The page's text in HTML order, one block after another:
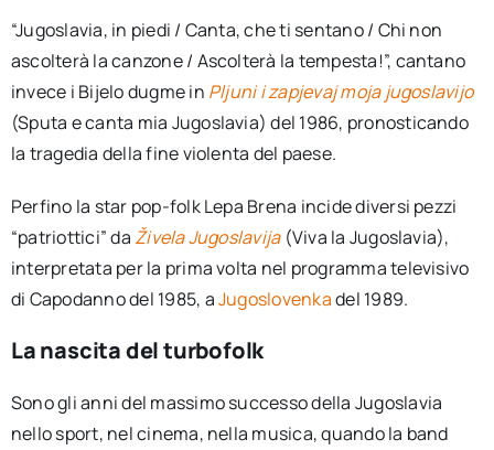
“Jugoslavia, in piedi / Canta, che ti sentano / Chi non
ascolterà la canzone / Ascolterà la tempesta!”, cantano
invece i Bijelo dugme in Pljuni i zapjevaj moja jugoslavijo
(Sputa e canta mia Jugoslavia) del 1986, pronosticando
la tragedia della fine violenta del paese.
Perfino la star pop-folk Lepa Brena incide diversi pezzi
“patriottici” da Živela Jugoslavija(Viva la Jugoslavia),
interpretata per la prima volta nel programma televisivo
di Capodanno del 1985, aJugoslovenkadel 1989.
La nascita del turbofolk
Sono gli anni del massimo successo della Jugoslavia
nello sport, nel cinema, nella musica, quando la band